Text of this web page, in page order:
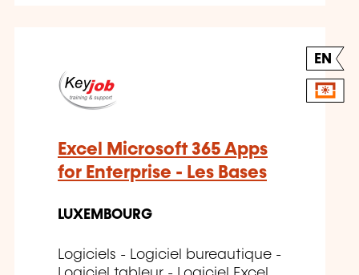
EN
Excel Microsoft 365 Apps
for Enterprise - Les Bases
LUXEMBOURG
Logiciels - Logiciel bureautique -